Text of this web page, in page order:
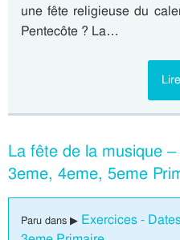
une fête religieuse du
Pentecôte ? La…
La fête de la musique
3eme, 4eme, 5eme
Paru dans ▶ Exercices -